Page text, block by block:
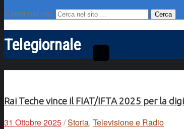
Cerca nel sito
Telegiornale
Rai Teche vince il FIAT/IFTA 2025 per la
31 Ottobre 2025/Storia, Televisione e Radio